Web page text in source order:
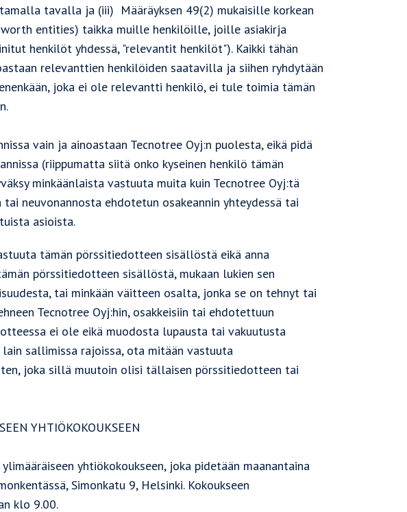
tavalla ja (iii) Määräyksen 49(2) mukaisille korkean
entities) taikka muille henkilöille, joille asiakirja
henkilöt yhdessä, "relevantit henkilöt"). Kaikki tähän
relevanttien henkilöiden saatavilla ja siihen ryhdytään
joka ei ole relevantti henkilö, ei tule toimia tämän
vain ja ainoastaan Tecnotree Oyj:n puolesta, eikä pidä
(riippumatta siitä onko kyseinen henkilö tämän
minkäänlaista vastuuta muita kuin Tecnotree Oyj:tä
neuvonannosta ehdotetun osakeannin yhteydessä tai
asioista.
tämän pörssitiedotteen sisällöstä eikä anna
pörssitiedotteen sisällöstä, mukaan lukien sen
tai minkään väitteen osalta, jonka se on tehnyt tai
Tecnotree Oyj:hin, osakkeisiin tai ehdotettuun
ei ole eikä muodosta lupausta tai vakuutusta
sallimissa rajoissa, ota mitään vastuuta
joka sillä muutoin olisi tällaisen pörssitiedotteen tai
YHTIÖKOKOUKSEEN
yhtiökokoukseen, joka pidetään maanantaina
Simonkatu 9, Helsinki. Kokoukseen
klo 9.00.